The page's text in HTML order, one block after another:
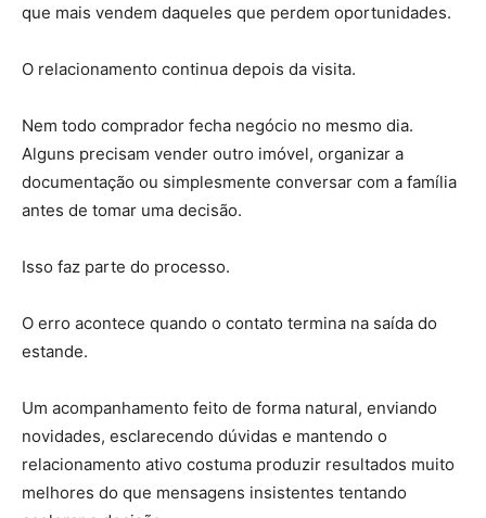
que mais vendem daqueles que perdem oportunidades.
O relacionamento continua depois da visita.
Nem todo comprador fecha negócio no mesmo dia.
Alguns precisam vender outro imóvel, organizar a
documentação ou simplesmente conversar com a família
antes de tomar uma decisão.
Isso faz parte do processo.
O erro acontece quando o contato termina na saída do
estande.
Um acompanhamento feito de forma natural, enviando
novidades, esclarecendo dúvidas e mantendo o
relacionamento ativo costuma produzir resultados muito
melhores do que mensagens insistentes tentando